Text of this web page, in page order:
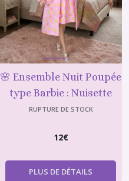
🌸 Ensemble Nuit Poupée
type Barbie : Nuisette
Rose et Peignoir Étoiles
RUPTURE DE STOCK
12€
PLUS DE DÉTAILS